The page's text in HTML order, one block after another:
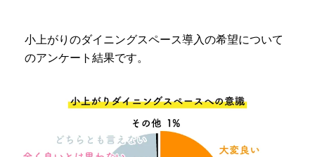
小上がりのダイニングスペース導入の希望について
のアンケート結果です。